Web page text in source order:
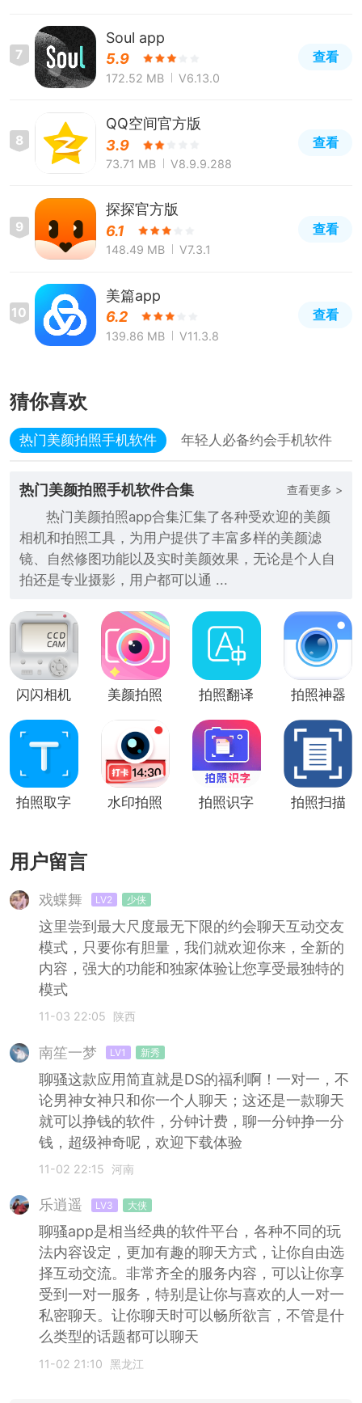
7
Soul app
5.9
172.52 MB V6.13.0
查看
8
QQ空间官方版
3.9
73.71 MB V8.9.9.288
查看
9
探探官方版
6.1
148.49 MB V7.3.1
查看
10
美篇app
6.2
139.86 MB V11.3.8
查看
猜你喜欢
热门美颜拍照手机软件 年轻人必备约会手机软件
热门美颜拍照手机软件合集 查看更多 >
热门美颜拍照app合集汇集了各种受欢迎的美颜
相机和拍照工具，为用户提供了丰富多样的美颜滤
镜、自然修图功能以及实时美颜效果，无论是个人自
拍还是专业摄影，用户都可以通 ...
闪闪相机
美颜拍照
拍照翻译 拍照神器
拍照取字 水印拍照 拍照识字 拍照扫描
用户留言
戏蝶舞 LV2 少侠
这里尝到最大尺度最无下限的约会聊天互动交友
模式，只要你有胆量，我们就欢迎你来，全新的
内容，强大的功能和独家体验让您享受最独特的
模式
11-03 22:05 陕西
南笙一梦 LV1 新秀
聊骚这款应用简直就是DS的福利啊！一对一，不
论男神女神只和你一个人聊天；这还是一款聊天
就可以挣钱的软件，分钟计费，聊一分钟挣一分
钱，超级神奇呢，欢迎下载体验
11-02 22:15 河南
乐逍遥 LV3 大侠
聊骚app是相当经典的软件平台，各种不同的玩
法内容设定，更加有趣的聊天方式，让你自由选
择互动交流。非常齐全的服务内容，可以让你享
受到一对一服务，特别是让你与喜欢的人一对一
私密聊天。让你聊天时可以畅所欲言，不管是什
么类型的话题都可以聊天
11-02 21:10 黑龙江